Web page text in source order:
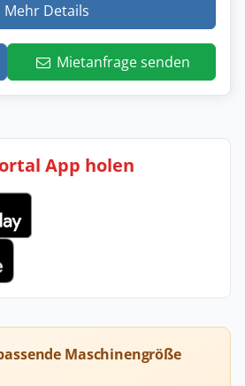
Mehr Details
Mietanfrage senden
App holen
Maschinengröße